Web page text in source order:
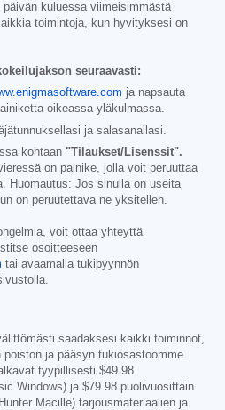
kuluessa viimeisimmästä
toimintoja, kun hyvityksesi on
seuraavasti:
ja napsauta
oikeassa yläkulmassa.
ja salasanallasi.
kohtaan "Tilaukset/Lisenssit".
on painike, jolla voit peruuttaa
Huomautus: Jos sinulla on useita
on peruutettava ne yksitellen.
voit ottaa yhteyttä
osoitteeseen
tai avaamalla tukipyynnön
saadaksesi kaikki toiminnot,
poiston ja pääsyn tukiosastoomme
tyypillisesti $49.98
Windows) ja $79.98 puolivuosittain
Macille) tarjousmateriaalien ja